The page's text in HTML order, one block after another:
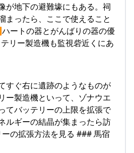
が地下の避難壕にもある。祠
まったら、ここで使えること
ートの器とがんばりの器の優
リー製造機も監視砦近くにあ
すぐ右に遺跡のようなものが
ー製造機といって、ゾナウエ
てバッテリーの上限を拡張で
ルギーの結晶が集まったら訪
の拡張方法を見る ### 馬宿